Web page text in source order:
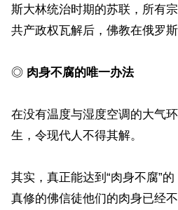
斯大林统治时期的苏联，所有
共产政权瓦解后，佛教在俄罗
◎ 肉身不腐的唯一办法
在没有温度与湿度空调的大气
生，令现代人不得其解。
其实，真正能达到“肉身不腐”
真修的佛信徒他们的肉身已经